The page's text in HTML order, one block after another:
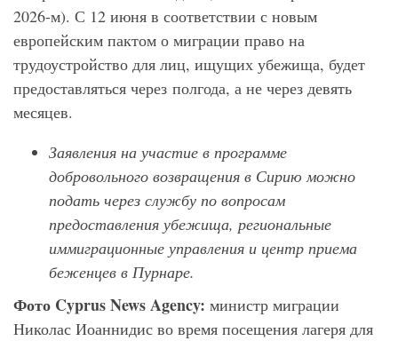
2026-м). С 12 июня в соответствии с новым
европейским пактом о миграции право на
трудоустройство для лиц, ищущих убежища, будет
предоставляться через полгода, а не через девять
месяцев.
Заявления на участие в программе
добровольного возвращения в Сирию можно
подать через службу по вопросам
предоставления убежища, региональные
иммиграционные управления и центр приема
беженцев в Пурнаре.
Фото CyprusNewsAgency: министр миграции
Николас Иоаннидис во время посещения лагеря для